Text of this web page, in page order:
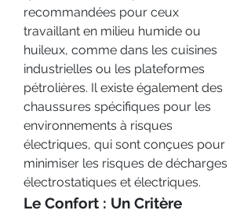
recommandées pour ceux
travaillant en milieu humide ou
huileux, comme dans les cuisines
industrielles ou les plateformes
pétrolières. Il existe également des
chaussures spécifiques pour les
environnements à risques
électriques, qui sont conçues pour
minimiser les risques de décharges
électrostatiques et électriques.
Le Confort : Un Critère